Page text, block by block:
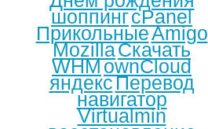
шоппингcPanel
ПрикольныеAmigo
MozillaСкачать
WHMownCloud
яндексПеревод
навигатор
Virtualmin